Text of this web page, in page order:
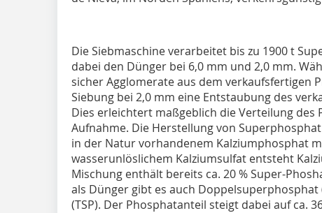
Die Siebmaschine verarbeitet bis zu 1900 t
dabei den Dünger bei 6,0 mm und 2,0 mm.
sicher Agglomerate aus dem
Siebung bei 2,0 mm eine Entstaubung des
Dies erleichtert maßgeblich die Verteilung des
Aufnahme. Die Herstellung von
in der Natur vorhandenem Kalziumphosphat
wasserunlöslichem Kalziumsulfat entsteht
Mischung enthält bereits ca. 20 % Super-
als Dünger gibt es auch
(TSP). Der Phosphatanteil steigt dabei auf ca.